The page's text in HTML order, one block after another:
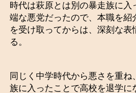
時代は萩原とは別の暴走族に入
端な悪党だったので、本職を紹
を受け取ってからは、深刻な表
る。
同じく中学時代から悪さを重ね
族に入ったことで高校を退学に